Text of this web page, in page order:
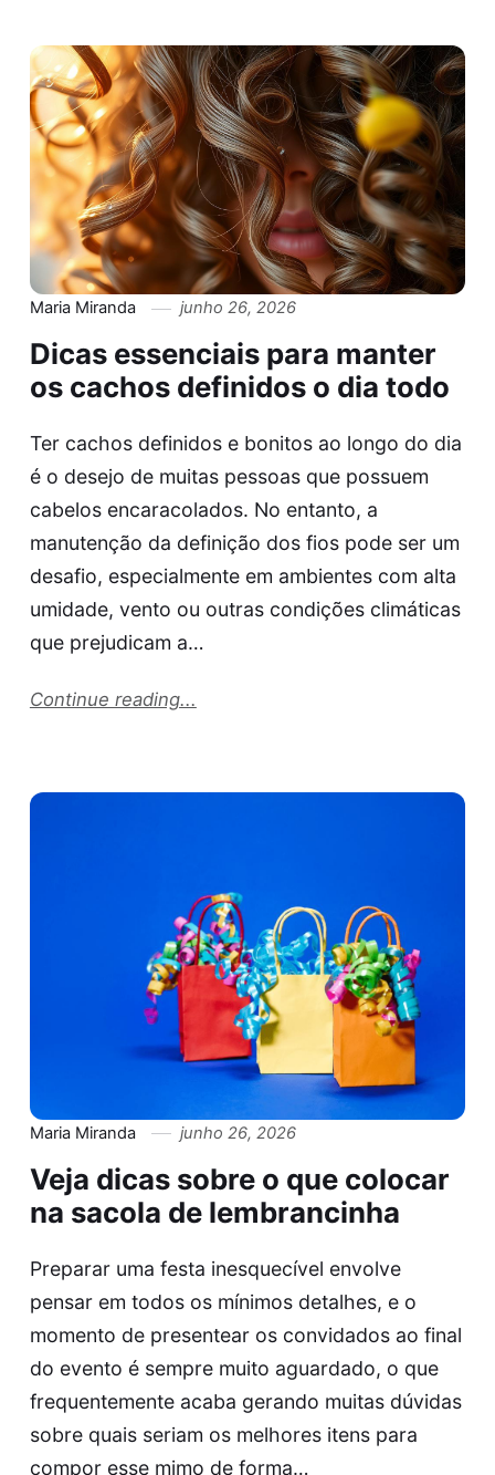
Maria Miranda junho 26, 2026
Dicas essenciais para manter
os cachos definidos o dia todo
Ter cachos definidos e bonitos ao longo do dia
é o desejo de muitas pessoas que possuem
cabelos encaracolados. No entanto, a
manutenção da definição dos fios pode ser um
desafio, especialmente em ambientes com alta
umidade, vento ou outras condições climáticas
que prejudicam a…
Continue reading...
Maria Miranda junho 26, 2026
Veja dicas sobre o que colocar
na sacola de lembrancinha
Preparar uma festa inesquecível envolve
pensar em todos os mínimos detalhes, e o
momento de presentear os convidados ao final
do evento é sempre muito aguardado, o que
frequentemente acaba gerando muitas dúvidas
sobre quais seriam os melhores itens para
compor esse mimo de forma…